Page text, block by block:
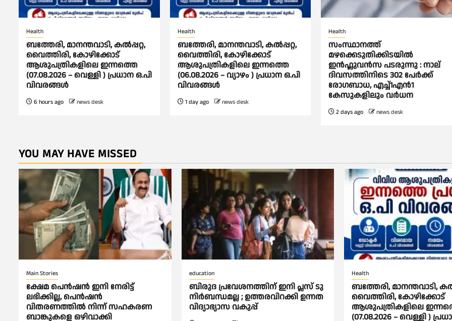
Health
ബത്തേരി, മാനന്തവാടി, കൽപ്പറ്റ,
വൈത്തിരി, കോഴിക്കോട്
ആശുപത്രികളിലെ ഇന്നത്തെ
(07.08.2026 – വെള്ളി ) പ്രധാന ഒ.പി
വിവരങ്ങൾ
6 hours ago news desk
Health
ബത്തേരി, മാനന്തവാടി, കൽപ്പറ്റ,
വൈത്തിരി, കോഴിക്കോട്
ആശുപത്രികളിലെ ഇന്നത്തെ
(06.08.2026 – വ്യാഴം ) പ്രധാന ഒ.പി
വിവരങ്ങൾ
1 day ago news desk
Health
സംസ്ഥാനത്ത്
മഴക്കെടുതിക്കിടയില്‍
ഇൻഫ്ലുവൻസ പടരുന്നു : നാല്
ദിവസത്തിനിടെ 302 പേര്‍ക്ക്‌
രോഗബാധ, എച്ച്‌1എൻ1
കേസുകളിലും വര്‍ധന
2 days ago news desk
YOU MAY HAVE MISSED
Main Stories
ക്ഷേമ പെൻഷൻ ഇനി നേരിട്ട്
ലഭിക്കില്ല, പെൻഷൻ
വിതരണത്തില്‍ നിന്ന് സഹകരണ
ബാങ്കുകളെ ഒഴിവാക്കി
education
ബിരുദ പ്രവേശനത്തിന് ഇനി പ്ലസ് ടു
നിര്‍ബന്ധമല്ല ; ഉത്തരവിറക്കി ഉന്നത
വിദ്യാഭ്യാസ വകുപ്പ്
Health
ബത്തേരി, മാനന്തവാടി,
വൈത്തിരി, കോഴിക്കോട്
ആശുപത്രികളിലെ
(07.08.2026 – വെള്ളി )